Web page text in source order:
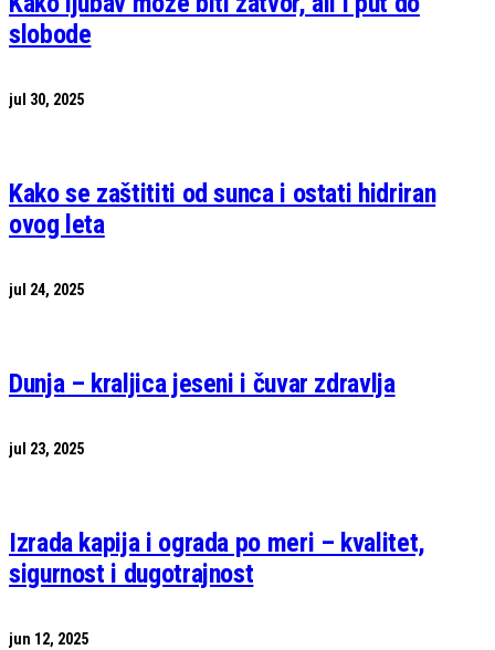
slobode
jul 30, 2025
Kako se zaštititi od sunca i ostati hidriran
ovog leta
jul 24, 2025
Dunja – kraljica jeseni i čuvar zdravlja
jul 23, 2025
Izrada kapija i ograda po meri – kvalitet,
sigurnost i dugotrajnost
jun 12, 2025